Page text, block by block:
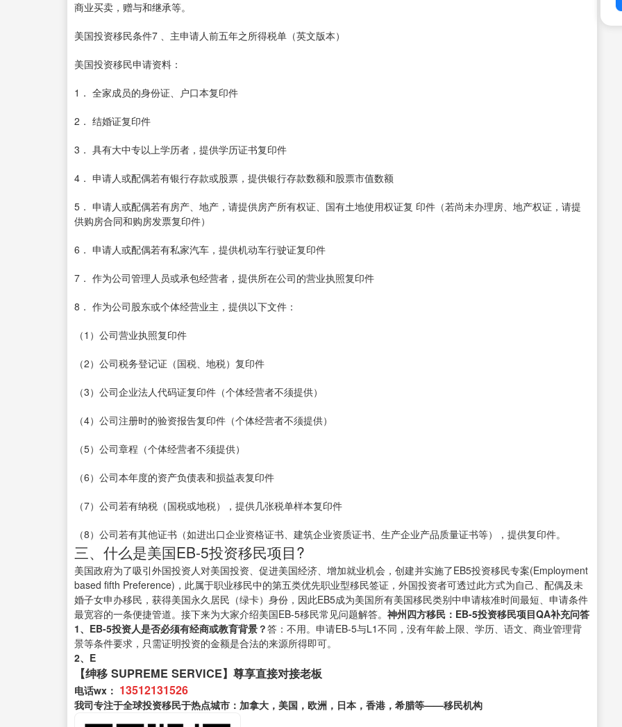
商业买卖，赠与和继承等。
美国投资移民条件7 、主申请人前五年之所得税单（英文版本）
美国投资移民申请资料：
1． 全家成员的身份证、户口本复印件
2． 结婚证复印件
3． 具有大中专以上学历者，提供学历证书复印件
4． 申请人或配偶若有银行存款或股票，提供银行存款数额和股票市值数额
5． 申请人或配偶若有房产、地产，请提供房产所有权证、国有土地使用权证复 印件（若尚未办理房、地产权证，请提
供购房合同和购房发票复印件）
6． 申请人或配偶若有私家汽车，提供机动车行驶证复印件
7． 作为公司管理人员或承包经营者，提供所在公司的营业执照复印件
8． 作为公司股东或个体经营业主，提供以下文件：
（1）公司营业执照复印件
（2）公司税务登记证（国税、地税）复印件
（3）公司企业法人代码证复印件（个体经营者不须提供）
（4）公司注册时的验资报告复印件（个体经营者不须提供）
（5）公司章程（个体经营者不须提供）
（6）公司本年度的资产负债表和损益表复印件
（7）公司若有纳税（国税或地税），提供几张税单样本复印件
（8）公司若有其他证书（如进出口企业资格证书、建筑企业资质证书、生产企业产品质量证书等），提供复印件。
三、什么是美国EB-5投资移民项目?
美国政府为了吸引外国投资人对美国投资、促进美国经济、增加就业机会，创建并实施了EB5投资移民专案(Employment
based fifth Preference)，此属于职业移民中的第五类优先职业型移民签证，外国投资者可透过此方式为自己、配偶及未
婚子女申办移民，获得美国永久居民（绿卡）身份，因此EB5成为美国所有美国移民类别中申请核准时间最短、申请条件
最宽容的一条便捷管道。接下来为大家介绍美国EB-5移民常见问题解答。 神州四方移民： EB-5投资移民项目QA补充问答
1、EB-5投资人是否必须有经商或教育背景？答：不用。申请EB-5与L1不同，没有年龄上限、学历、语文、商业管理背
景等条件要求，只需证明投资的金额是合法的来源所得即可。
2、E
【绅移 SUPREME SERVICE】尊享直接对接老板
电话wx： 13512131526
我司专注于全球投资移民于热点城市：加拿大，美国，欧洲，日本，香港，希腊等——移民机构